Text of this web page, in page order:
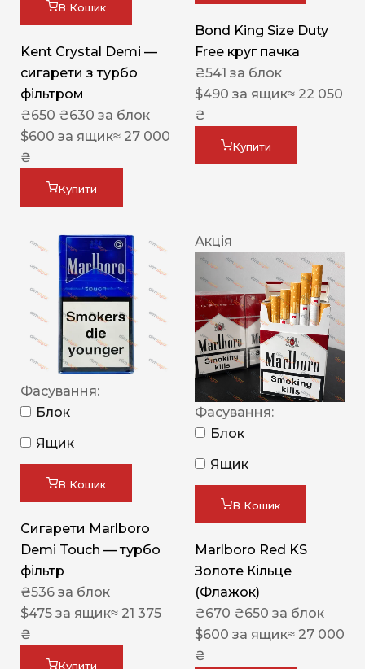
В Кошик
Kent Crystal Demi —
сигарети з турбо
фільтром
₴650 ₴630 за блок
$600 за ящик≈ 27 000
₴
Купити
Bond King Size Duty
Free круг пачка
₴541 за блок
$490 за ящик≈ 22 050
₴
Купити
Фасування:
Блок
Ящик
В Кошик
Сигарети Marlboro
Demi Touch — турбо
фільтр
₴536 за блок
$475 за ящик≈ 21 375
₴
Купити
Акція
Фасування:
Блок
Ящик
В Кошик
Marlboro Red KS
Золоте Кільце
(Флажок)
₴670 ₴650 за блок
$600 за ящик≈ 27 000
₴